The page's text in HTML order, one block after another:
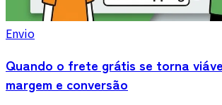
Envio
Quando o frete grátis se torna
margem e conversão